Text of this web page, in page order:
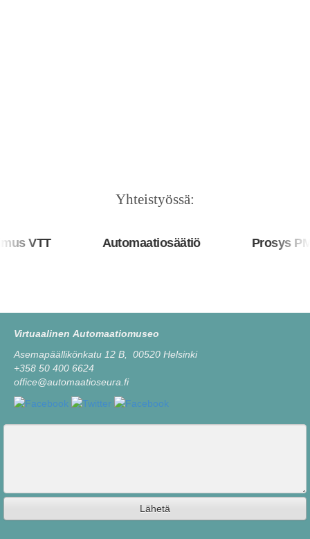
Yhteistyössä:
VTT Automaatiosäätiö Prosys PMS
Virtuaalinen Automaatiomuseo
Asemapäällikönkatu 12 B, 00520 Helsinki
+358 50 400 6624
office@automaatioseura.fi
Lähetä